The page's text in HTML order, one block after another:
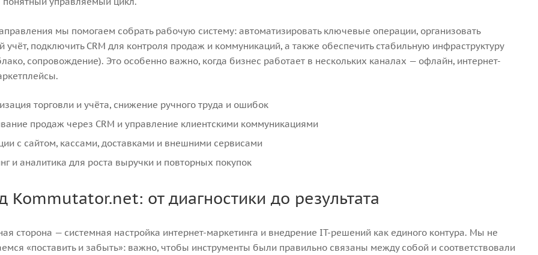
мы помогаем собрать рабочую систему: автоматизировать ключевые операции, организовать
учёт, подключить CRM для контроля продаж и коммуникаций, а также обеспечить стабильную инфраструктуру
сопровождение). Это особенно важно, когда бизнес работает в нескольких каналах — офлайн, интернет-
торговли и учёта, снижение ручного труда и ошибок
продаж через CRM и управление клиентскими коммуникациями
с сайтом, кассами, доставками и внешними сервисами
и аналитика для роста выручки и повторных покупок
Kommutator.net: от диагностики до результата
сторона — системная настройка интернет-маркетинга и внедрение IT-решений как единого контура. Мы не
«поставить и забыть»: важно, чтобы инструменты были правильно связаны между собой и соответствовали